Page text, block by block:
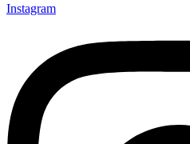
Instagram